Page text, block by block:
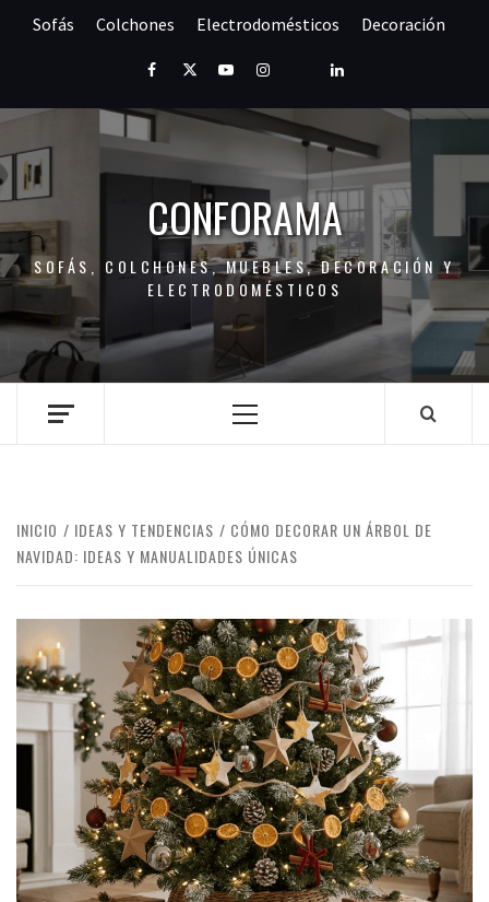
Sofás Colchones Electrodomésticos Decoración
FacebookTwitterYoutubeInstagramPinterestLinkedIn
CONFORAMA
SOFÁS, COLCHONES, MUEBLES, DECORACIÓN Y
ELECTRODOMÉSTICOS
Menú
INICIO IDEAS Y TENDENCIAS
CÓMO DECORAR UN ÁRBOL DE
NAVIDAD: IDEAS Y MANUALIDADES ÚNICAS